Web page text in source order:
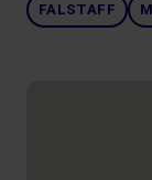
FALSTAFF